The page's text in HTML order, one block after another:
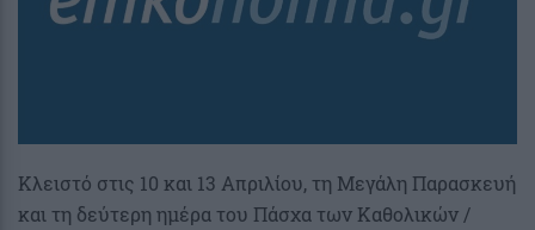
Κλειστό στις 10 και 13 Απριλίου, τη Μεγάλη Παρασκευή
και τη δεύτερη ημέρα του Πάσχα των Καθολικών /